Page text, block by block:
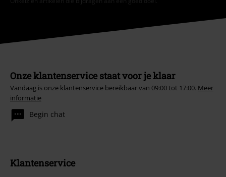
Onze klantenservice staat voor je klaar
Vandaag is onze klantenservice bereikbaar van 09:00 tot 17:00. Meer
informatie
Begin chat
Klantenservice